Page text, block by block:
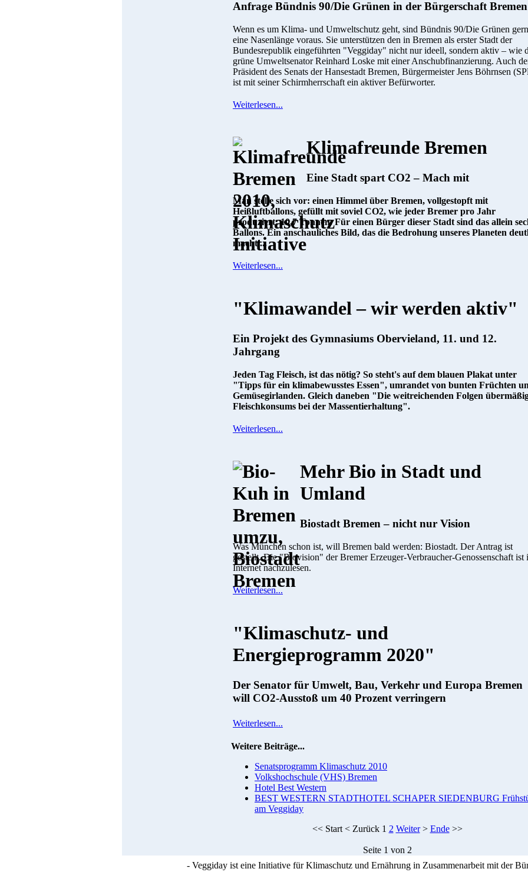
Anfrage Bündnis 90/Die Grünen in der Bürgerschaft Bremen
Wenn es um Klima- und Umweltschutz geht, sind Bündnis 90/Die Grünen gern
eine Nasenlänge voraus. Sie unterstützen den in Bremen als erster Stadt der
Bundesrepublik eingeführten "Veggiday" nicht nur ideell, sondern aktiv – wie
grüne Umweltsenator Reinhard Loske mit einer Anschubfinanzierung. Auch
Präsident des Senats der Hansestadt Bremen, Bürgermeister Jens Böhrnsen
ist mit seiner Schirmherrschaft ein aktiver Befürworter.
Weiterlesen...
Klimafreunde Bremen
Eine Stadt spart CO2 – Mach mit
Man stelle sich vor: einen Himmel über Bremen, vollgestopft mit
Heißluftballons, gefüllt mit soviel CO2, wie jeder Bremer pro Jahr
produziert: 10,7 Tonnen. Für einen Bürger dieser Stadt sind das allein
Ballons. Ein anschauliches Bild, das die Bedrohung unseres Planeten
macht....
Weiterlesen...
"Klimawandel – wir werden aktiv"
Ein Projekt des Gymnasiums Obervieland, 11. und 12.
Jahrgang
Jeden Tag Fleisch, ist das nötig? So steht's auf dem blauen Plakat unter
"Tipps für ein klimabewusstes Essen", umrandet von bunten Früchten
Gemüsegirlanden. Gleich daneben "Die weitreichenden Folgen
Fleischkonsums bei der Massentierhaltung".
Weiterlesen...
Mehr Bio in Stadt und
Umland
Biostadt Bremen – nicht nur Vision
Was München schon ist, will Bremen bald werden: Biostadt. Der Antrag ist
gestellt. Die "Biovision" der Bremer Erzeuger-Verbraucher-Genossenschaft ist
Internet nachzulesen.
Weiterlesen...
"Klimaschutz- und
Energieprogramm 2020"
Der Senator für Umwelt, Bau, Verkehr und Europa Bremen
will CO2-Ausstoß um 40 Prozent verringern
Weiterlesen...
Weitere Beiträge...
Senatsprogramm Klimaschutz 2010
Volkshochschule (VHS) Bremen
Hotel Best Western
BEST WESTERN STADTHOTEL SCHAPER SIEDENBURG
am Veggiday
<< Start< Zurück 1 2 Weiter> Ende>>
Seite 1 von 2
- Veggiday ist eine Initiative für Klimaschutz und Ernährung in Zusammenarbeit mit der